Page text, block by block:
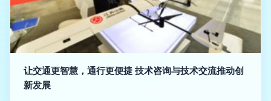
让交通更智慧，通行更便捷 技术咨询与技术交流推动创
新发展